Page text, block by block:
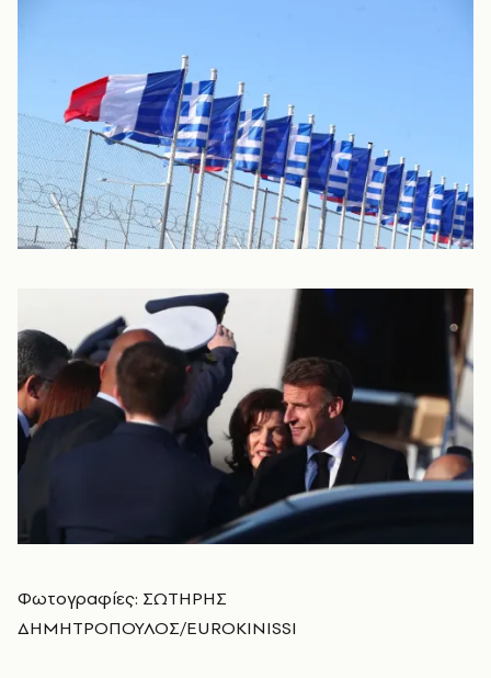
Φωτογραφίες: ΣΩΤΗΡΗΣ
ΔΗΜΗΤΡΟΠΟΥΛΟΣ/EUROKINISSI